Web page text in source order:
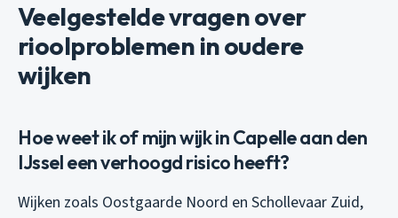
Veelgestelde vragen over
rioolproblemen in oudere
wijken
Hoe weet ik of mijn wijk in Capelle aan den
IJssel een verhoogd risico heeft?
Wijken zoals Oostgaarde Noord en Schollevaar Zuid,